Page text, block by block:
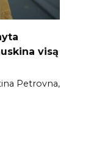
visą
Petrovna,